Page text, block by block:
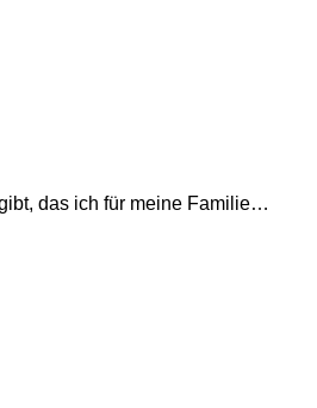
das ich für meine Familie…